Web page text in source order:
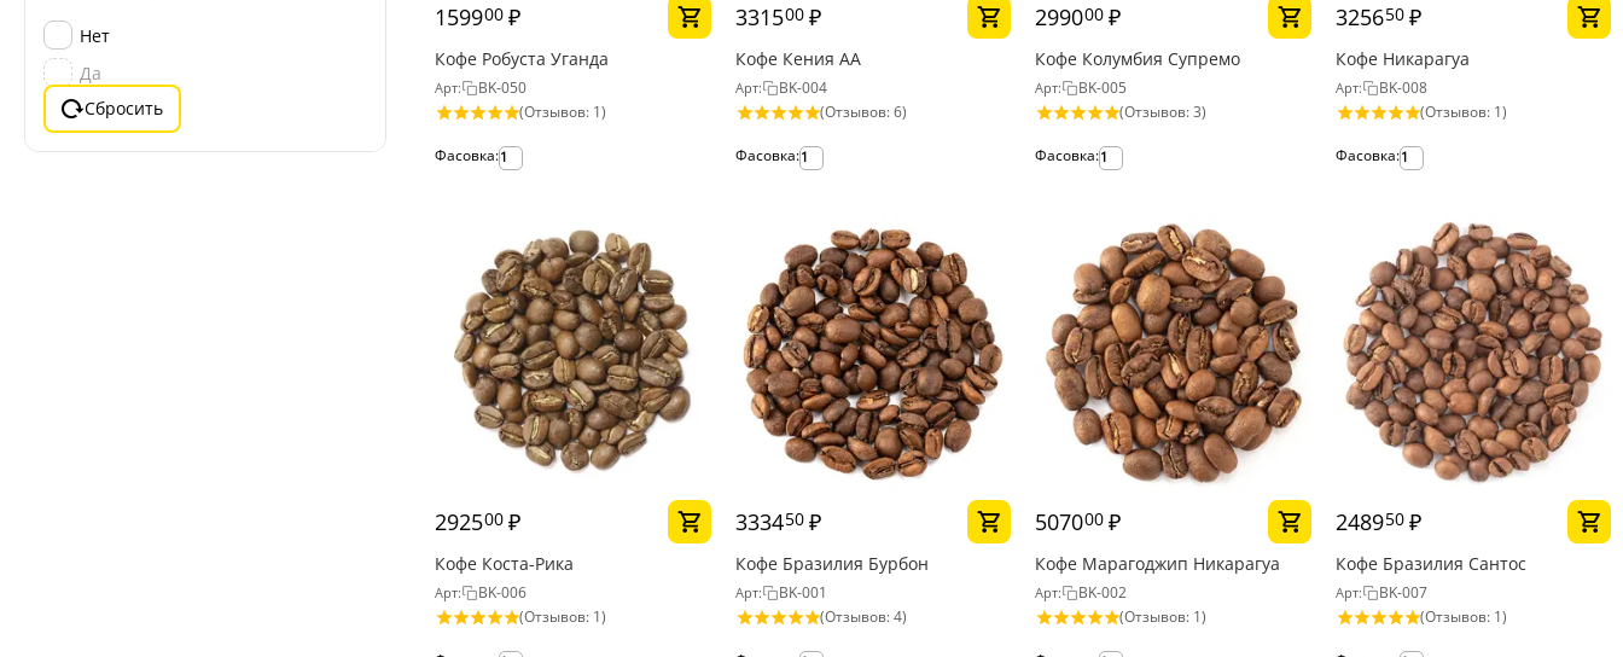
159900 ₽
Кофе Робуста Уганда
Арт:
BK-050
(Отзывов: 1)
Фасовка:1
331500 ₽
Кофе Кения АА
Арт:
BK-004
(Отзывов: 6)
Фасовка:1
299000 ₽
Кофе Колумбия Супремо
Арт:
BK-005
(Отзывов: 3)
Фасовка:1
325650 ₽
Кофе Никарагуа
Арт:
BK-008
(Отзывов: 1)
Фасовка:1
292500 ₽
Кофе Коста-Рика
Арт:
BK-006
(Отзывов: 1)
333450 ₽
Кофе Бразилия Бурбон
Арт:
BK-001
(Отзывов: 4)
507000 ₽
Кофе Марагоджип Никарагуа
Арт:
BK-002
(Отзывов: 1)
248950 ₽
Кофе Бразилия Сантос
Арт:
BK-007
(Отзывов: 1)
Нет
Да
Сбросить